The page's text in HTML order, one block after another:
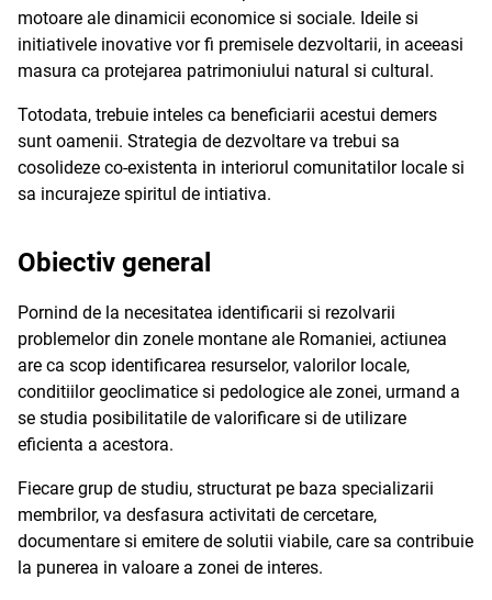
motoare ale dinamicii economice si sociale. Ideile si
initiativele inovative vor fi premisele dezvoltarii, in aceeasi
masura ca protejarea patrimoniului natural si cultural.
Totodata, trebuie inteles ca beneficiarii acestui demers
sunt oamenii. Strategia de dezvoltare va trebui sa
cosolideze co-existenta in interiorul comunitatilor locale si
sa incurajeze spiritul de intiativa.
Obiectiv general
Pornind de la necesitatea identificarii si rezolvarii
problemelor din zonele montane ale Romaniei, actiunea
are ca scop identificarea resurselor, valorilor locale,
conditiilor geoclimatice si pedologice ale zonei, urmand a
se studia posibilitatile de valorificare si de utilizare
eficienta a acestora.
Fiecare grup de studiu, structurat pe baza specializarii
membrilor, va desfasura activitati de cercetare,
documentare si emitere de solutii viabile, care sa contribuie
la punerea in valoare a zonei de interes.